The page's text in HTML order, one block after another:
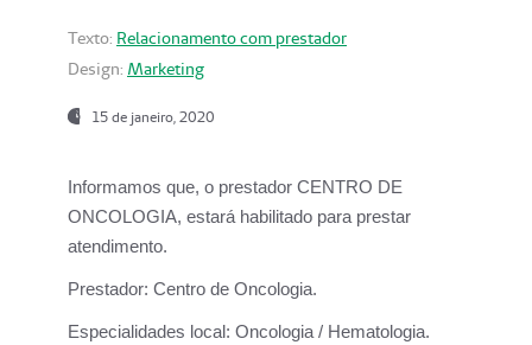
Texto: Relacionamento com prestador
Design: Marketing
15 de janeiro, 2020
Informamos que, o prestador CENTRO DE
ONCOLOGIA, estará habilitado para prestar
atendimento.
Prestador: Centro de Oncologia.
Especialidades local: Oncologia / Hematologia.